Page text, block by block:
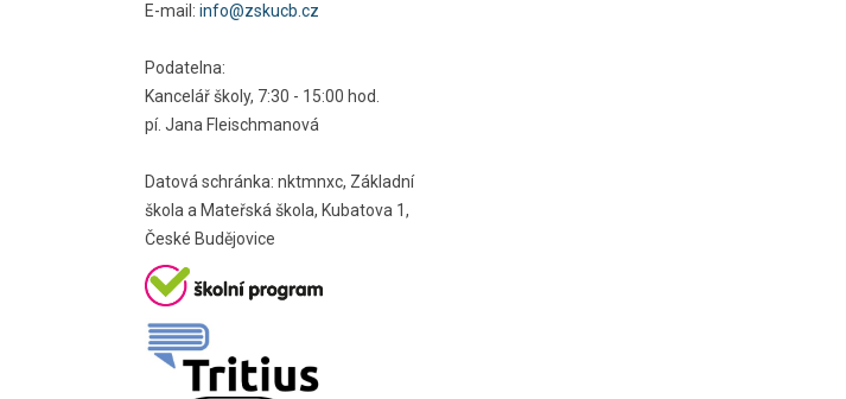
E-mail: info@zskucb.cz
Podatelna:
Kancelář školy, 7:30 - 15:00 hod.
pí. Jana Fleischmanová
Datová schránka: nktmnxc, Základní
škola a Mateřská škola, Kubatova 1,
České Budějovice